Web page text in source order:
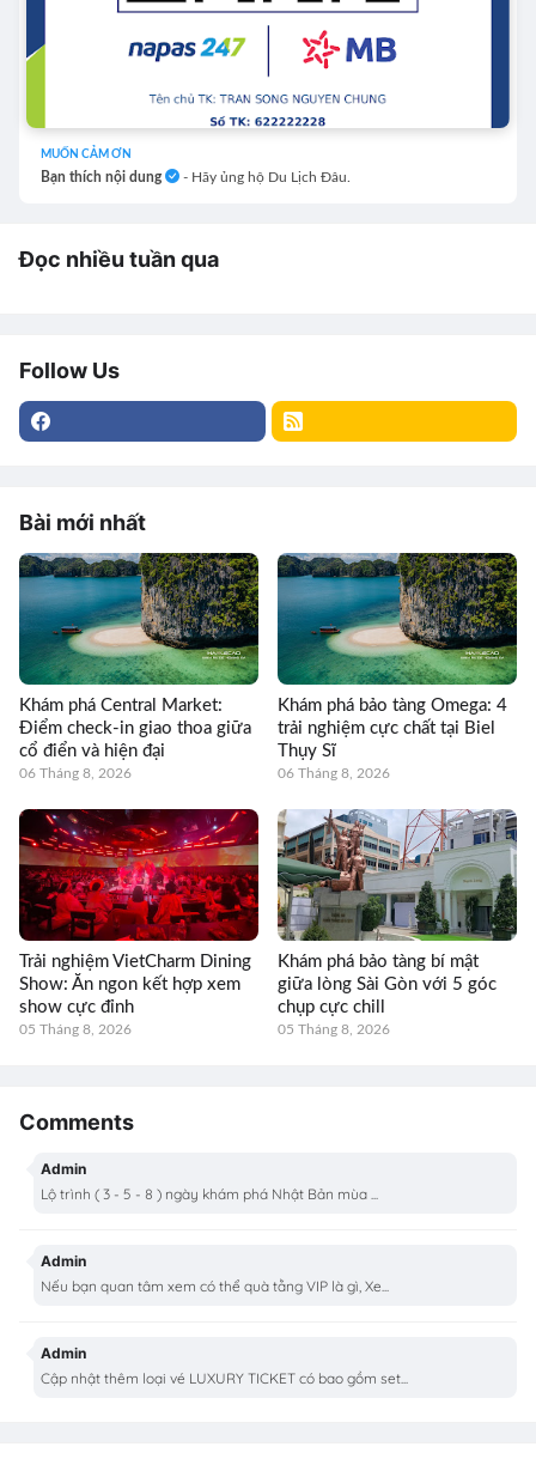
MUỐN CẢM ƠN
Bạn thích nội dung - Hãy ủng hộ Du Lịch Đâu.
Đọc nhiều tuần qua
Follow Us
Bài mới nhất
Khám phá Central Market:
Điểm check-in giao thoa giữa
cổ điển và hiện đại
06 Tháng 8, 2026
Khám phá bảo tàng Omega: 4
trải nghiệm cực chất tại Biel
Thụy Sĩ
06 Tháng 8, 2026
Trải nghiệm VietCharm Dining
Show: Ăn ngon kết hợp xem
show cực đỉnh
05 Tháng 8, 2026
Khám phá bảo tàng bí mật
giữa lòng Sài Gòn với 5 góc
chụp cực chill
05 Tháng 8, 2026
Comments
Admin
Lộ trình ( 3 - 5 - 8 ) ngày khám phá Nhật Bản mùa ...
Admin
Nếu bạn quan tâm xem có thể quà tằng VIP là gì, Xe...
Admin
Cập nhật thêm loại vé LUXURY TICKET có bao gồm set...